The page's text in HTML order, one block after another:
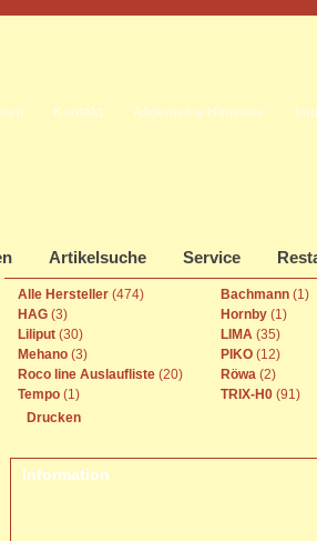
Kontakt Allgemeine Hinweise
Artikelsuche Service
Alle Hersteller (474) Bachmann (1)
HAG (3) Hornby (1)
Liliput (30) LIMA (35)
Mehano (3) PIKO (12)
Roco line Auslaufliste (20) Röwa (2)
Tempo (1) TRIX-H0 (91)
Drucken
Information